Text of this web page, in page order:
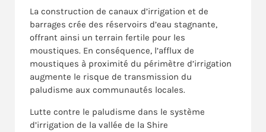
La construction de canaux d’irrigation et de
barrages crée des réservoirs d’eau stagnante,
offrant ainsi un terrain fertile pour les
moustiques. En conséquence, l’afflux de
moustiques à proximité du périmètre d’irrigation
augmente le risque de transmission du
paludisme aux communautés locales.
Lutte contre le paludisme dans le système
d’irrigation de la vallée de la Shire